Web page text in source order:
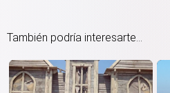
También podría interesarte...